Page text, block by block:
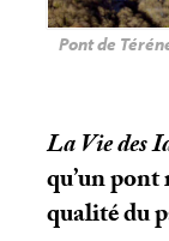
Pont de
La Vie des
qu’un pont
qualité du